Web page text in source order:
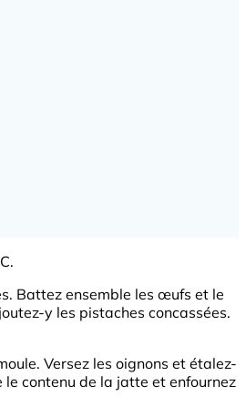
Battez ensemble les œufs et le
y les pistaches concassées.
Versez les oignons et étalez-
le contenu de la jatte et enfournez